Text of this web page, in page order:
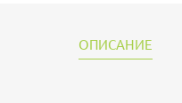
ОПИСАНИЕ